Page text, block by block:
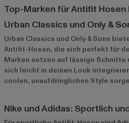
Top-Marken für Antifit
Urban Classics und Only &
Urban Classics und Only & Sons
Antifit-Hosen, die sich perfekt für
Marken setzen auf lässige Schnitte
sich leicht in deinen Look
coolen, unaufdringlichen Style
Nike und Adidas: Sportlich